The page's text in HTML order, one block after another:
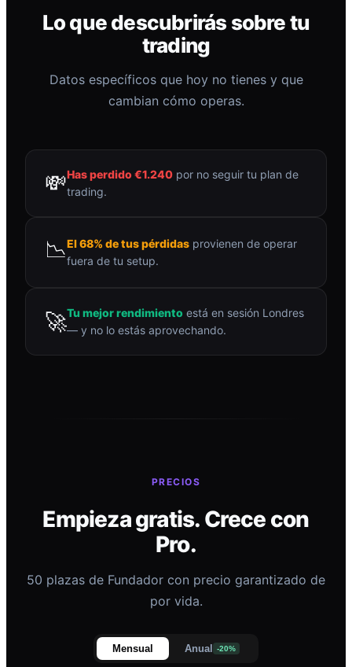
Lo que descubrirás sobre tu
trading
Datos específicos que hoy no tienes y que
cambian cómo operas.
💸Has perdido €1.240 por no seguir tu plan de
trading.
📉El 68% de tus pérdidas provienen de operar
fuera de tu setup.
🚀Tu mejor rendimiento está en sesión Londres
— y no lo estás aprovechando.
PRECIOS
Empieza gratis. Crece con
Pro.
50 plazas de Fundador con precio garantizado de
por vida.
Mensual Anual -20%